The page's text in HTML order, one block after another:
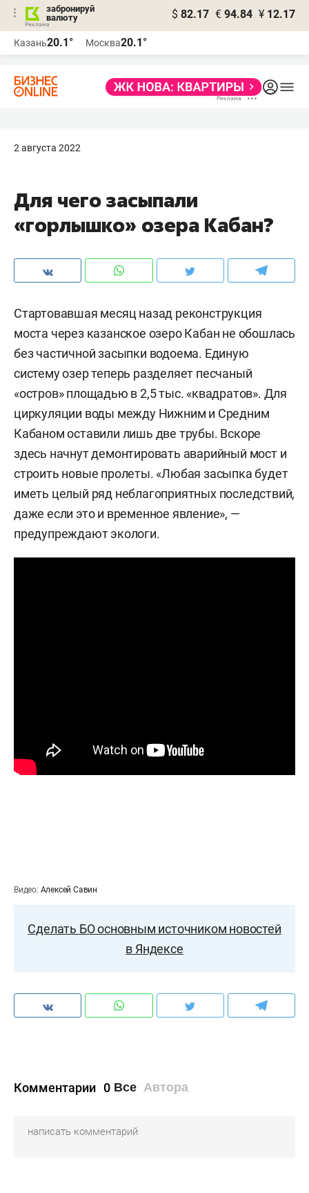
забронируй
валюту
$ 82.17 € 94.84 ¥ 12.17
Казань20.1° Москва20.1°
2 августа 2022
Для чего засыпали
«горлышко» озера Кабан?
Стартовавшая месяц назад реконструкция
моста через казанское озеро Кабан не обошлась
без частичной засыпки водоема. Единую
систему озер теперь разделяет песчаный
«остров» площадью в 2,5 тыс. «квадратов». Для
циркуляции воды между Нижним и Средним
Кабаном оставили лишь две трубы. Вскоре
здесь начнут демонтировать аварийный мост и
строить новые пролеты. «Любая засыпка будет
иметь целый ряд неблагоприятных последствий,
даже если это и временное явление», —
предупреждают экологи.
Видео: Алексей Савин
Сделать БО основным источником новостей
в Яндексе
Комментарии 0 Все Автора